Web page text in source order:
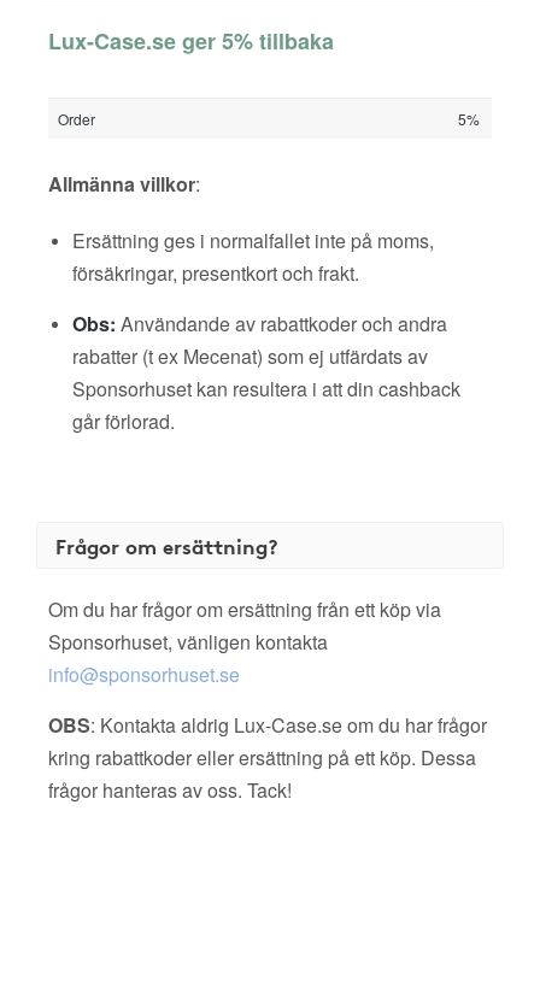
Lux-Case.se ger 5% tillbaka
Order 5%
Allmänna villkor:
Ersättning ges i normalfallet inte på moms,
försäkringar, presentkort och frakt.
Obs: Användande av rabattkoder och andra
rabatter (t ex Mecenat) som ej utfärdats av
Sponsorhuset kan resultera i att din cashback
går förlorad.
Frågor om ersättning?
Om du har frågor om ersättning från ett köp via
Sponsorhuset, vänligen kontakta
info@sponsorhuset.se
OBS: Kontakta aldrig Lux-Case.se om du har frågor
kring rabattkoder eller ersättning på ett köp. Dessa
frågor hanteras av oss. Tack!